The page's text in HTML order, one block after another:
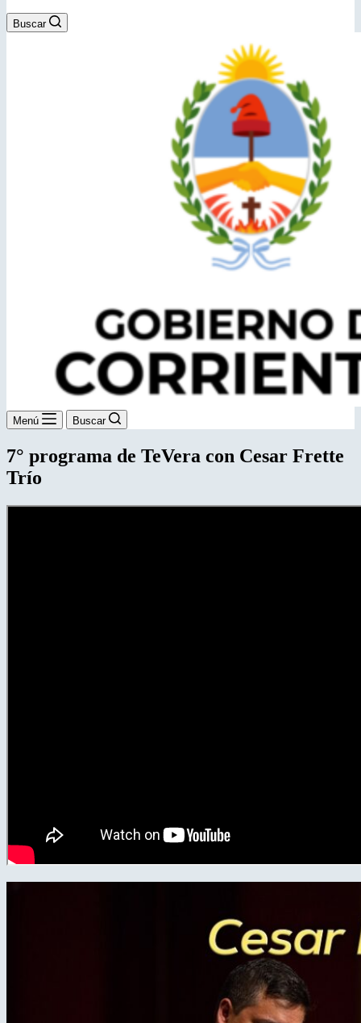
Buscar
Menú Buscar
7° programa de TeVera con Cesar Frette
Trío